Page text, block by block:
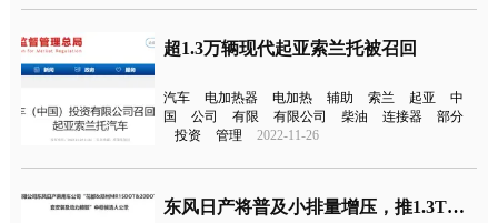
超1.3万辆现代起亚索兰托被召回
汽车 电加热器 电加热 辅助 索兰 起亚
中
国
公司 有限 有限公司 柴油 连接器
部分
投资
管理 2022-11-26
东风日产将普及小排量增压，推1.3T及1.5T发动机